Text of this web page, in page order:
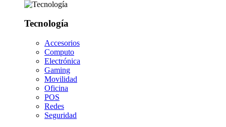
Tecnología
Accesorios
Computo
Electrónica
Gaming
Movilidad
Oficina
POS
Redes
Seguridad